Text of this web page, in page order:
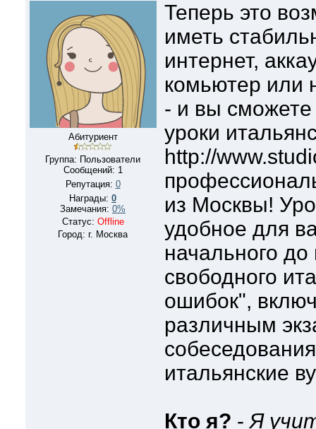
Абитуриент
Группа: Пользователи
Сообщений: 1
Репутация: 0
Награды: 0
Замечания: 0%
Статус: Offline
Город: г. Москва
Теперь это
иметь
интернет,
комьютер или
- и вы
уроки
http://
из Москвы!
удобное для
начального до
свободного
ошибок",
различным
итальянские
Кто я? -Я